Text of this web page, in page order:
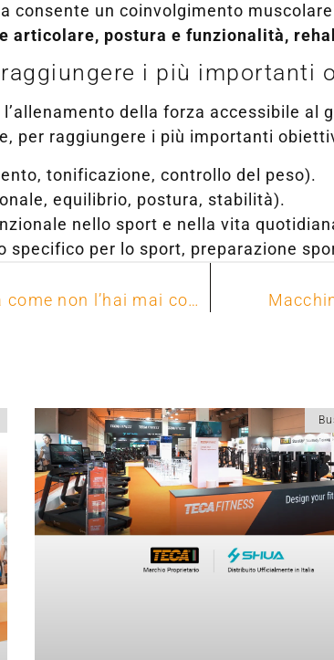
un coinvolgimento
articolare, postura e funzionalità,
i più importanti
della forza accessibile al
per raggiungere i più importanti
tonificazione, controllo del peso).
equilibrio, postura, stabilità).
nello sport e nella vita
specifico per lo sport, preparazione
TECA, the Strength specialist: la forza come non l’hai mai conosciuta